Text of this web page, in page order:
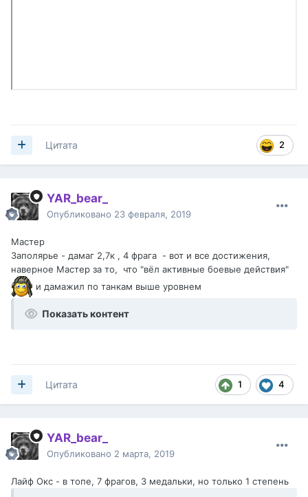
2
Цитата
YAR_bear_
Опубликовано 23 февраля, 2019
Мастер
Заполярье - дамаг 2,7к , 4 фрага - вот и все достижения,
наверное Мастер за то, что "вёл активные боевые действия"
и дамажил по танкам выше уровнем
Показать контент
1 4
Цитата
YAR_bear_
Опубликовано 2 марта, 2019
Лайф Окс - в топе, 7 фрагов, 3 медальки, но только 1 степень